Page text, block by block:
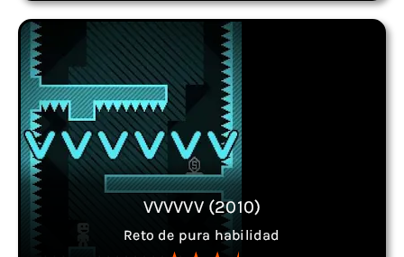
VVVVVV (2010)
Reto de pura habilidad